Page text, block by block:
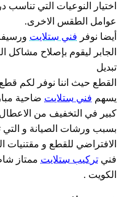
اختيار النوعيات التي تناسب
عوامل الطقس الاخرى.
أيضا نوفر فني ستلايت
الجابر ليقوم بإصلاح
تبديل
القطع حيث اننا نوفر لكم قطع
يسهم فني ستلايت ضاحية
كبير في التخفيف من
بسبب ورشات الصيانة و التي
الافتراضي للقطع و مقتنيات
فني تركيب ستلايت ممتاز
الكويت .